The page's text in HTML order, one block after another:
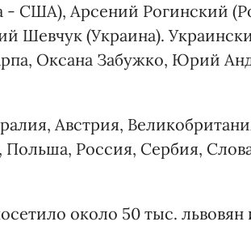
- США), Арсений Рогинский
Шевчук (Украина).
Оксана Забужко, Юрий
Австрия,
Россия, Сербия,
около 50 тыс. львовян